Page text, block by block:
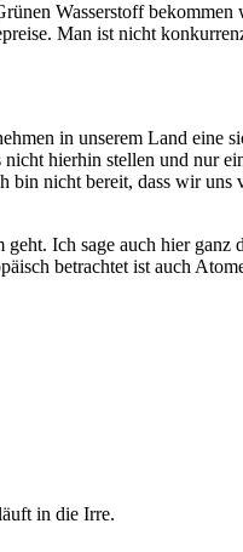
Wasserstoff
Man ist nicht
in unserem Land eine
hierhin stellen und nur
nicht bereit, dass wir uns
Ich sage auch hier
betrachtet ist auch
in die Irre.